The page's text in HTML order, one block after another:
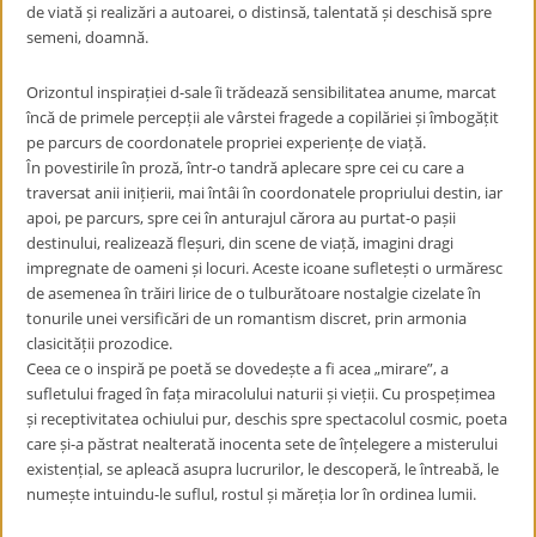
de viată și realizări a autoarei, o distinsă, talentată și deschisă spre
semeni, doamnă.
Orizontul inspirației d-sale îi trădează sensibilitatea anume, marcat
încă de primele percepții ale vârstei fragede a copilăriei și îmbogățit
pe parcurs de coordonatele propriei experiențe de viață.
În povestirile în proză, într-o tandră aplecare spre cei cu care a
traversat anii inițierii, mai întâi în coordonatele propriului destin, iar
apoi, pe parcurs, spre cei în anturajul cărora au purtat-o pașii
destinului, realizează fleșuri, din scene de viață, imagini dragi
impregnate de oameni și locuri. Aceste icoane sufletești o urmăresc
de asemenea în trăiri lirice de o tulburătoare nostalgie cizelate în
tonurile unei versificări de un romantism discret, prin armonia
clasicității prozodice.
Ceea ce o inspiră pe poetă se dovedește a fi acea „mirare”, a
sufletului fraged în fața miracolului naturii și vieții. Cu prospețimea
și receptivitatea ochiului pur, deschis spre spectacolul cosmic, poeta
care și-a păstrat nealterată inocenta sete de înțelegere a misterului
existențial, se apleacă asupra lucrurilor, le descoperă, le întreabă, le
numește intuindu-le suflul, rostul și măreția lor în ordinea lumii.